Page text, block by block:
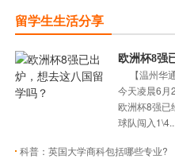
留学生生活分享
欧洲杯8强
八国留学
【温州华
今天凌晨6月
欧洲杯8强已
球队闯入1\4...
科普：英国大学商科包括哪些专业?